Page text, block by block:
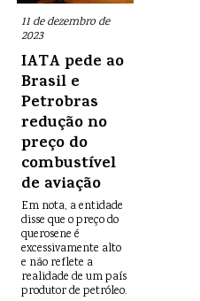
11 de dezembro de
2023
IATA pede ao
Brasil e
Petrobras
redução no
preço do
combustível
de aviação
Em nota, a entidade
disse que o preço do
querosene é
excessivamente alto
e não reflete a
realidade de um país
produtor de petróleo.